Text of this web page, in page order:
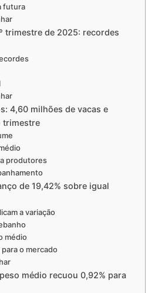
futura
trimestre de 2025: recordes
4,60 milhões de vacas e
trimestre
produtores
de 19,42% sobre igual
a variação
médio
o mercado
médio recuou 0,92% para